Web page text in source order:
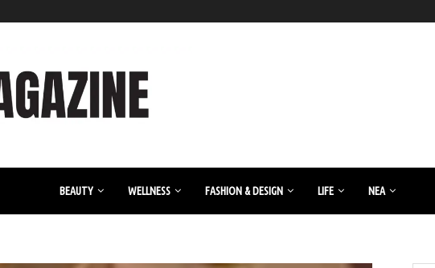
BEAUTY WELLNESS FASHION & DESIGN LIFE ΝΈΑ